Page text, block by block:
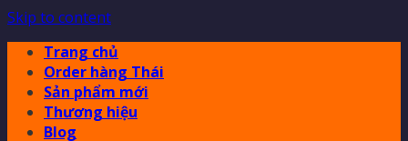
Skip to content
Trang chủ
Order hàng Thái
Sản phẩm mới
Thương hiệu
Blog